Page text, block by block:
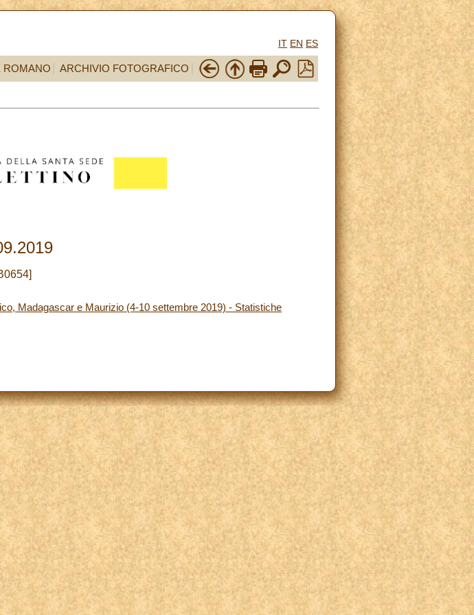
IT EN ES
ROMANO ARCHIVIO FOTOGRAFICO
Madagascar e Maurizio (4-10 settembre 2019) - Statistiche